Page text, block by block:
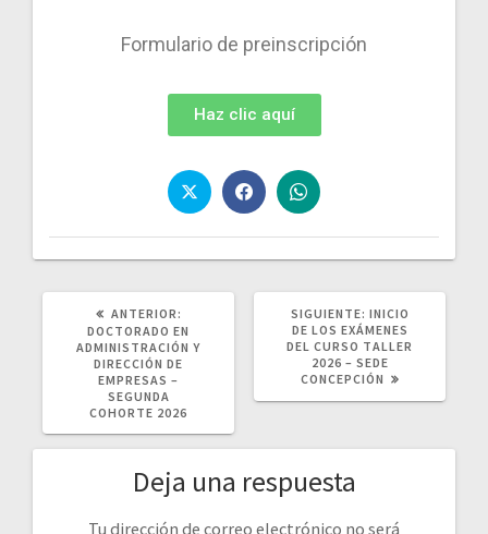
Formulario de preinscripción
Haz clic aquí
ANTERIOR:
DOCTORADO EN
ADMINISTRACIÓN Y
DIRECCIÓN DE
EMPRESAS –
SEGUNDA
COHORTE 2026
SIGUIENTE: INICIO
DE LOS EXÁMENES
DEL CURSO TALLER
2026 – SEDE
CONCEPCIÓN
Deja una respuesta
Tu dirección de correo electrónico no será